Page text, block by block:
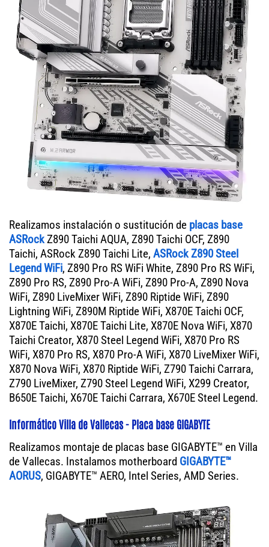
Realizamos instalación o sustitución de placas base
ASRockZ890 Taichi AQUA, Z890 Taichi OCF, Z890
Taichi, ASRock Z890 Taichi Lite, ASRock Z890 Steel
Legend WiFi, Z890 Pro RS WiFi White, Z890 Pro RS WiFi,
Z890 Pro RS, Z890 Pro-A WiFi, Z890 Pro-A, Z890 Nova
WiFi, Z890 LiveMixer WiFi, Z890 Riptide WiFi, Z890
Lightning WiFi, Z890M Riptide WiFi, X870E Taichi OCF,
X870E Taichi, X870E Taichi Lite, X870E Nova WiFi, X870
Taichi Creator, X870 Steel Legend WiFi, X870 Pro RS
WiFi, X870 Pro RS, X870 Pro-A WiFi, X870 LiveMixer WiFi,
X870 Nova WiFi, X870 Riptide WiFi, Z790 Taichi Carrara,
Z790 LiveMixer, Z790 Steel Legend WiFi, X299 Creator,
B650E Taichi, X670E Taichi Carrara, X670E Steel Legend.
Informático Villa de Vallecas - Placa base GIGABYTE
Realizamos montaje de placas base GIGABYTE™ en Villa
de Vallecas. Instalamos motherboard GIGABYTE™
AORUS, GIGABYTE™ AERO, Intel Series, AMD Series.